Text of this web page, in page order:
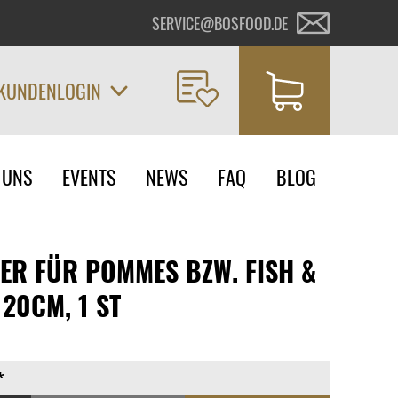
SERVICE@BOSFOOD.DE
EVENTS NEWS FAQ BLOG
FÜR POMMES BZW. FISH &
1 ST